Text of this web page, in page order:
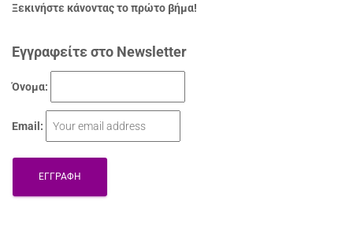
Ξεκινήστε κάνοντας το πρώτο βήμα!
Εγγραφείτε στο Newsletter
Όνομα:
Email: